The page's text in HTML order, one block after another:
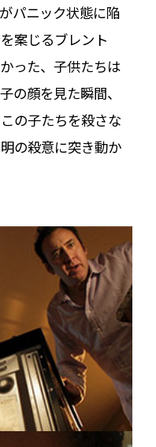
パニック状態に陥
案じるブレント
った、子供たちは
の顔を見た瞬間、
この子たちを殺さな
の殺意に突き動か